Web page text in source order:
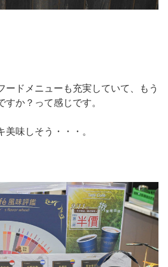
ードメニューも充実していて、もう
すか？って感じです。
味しそう・・・。